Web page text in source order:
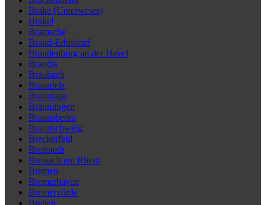
Brake (Unterweser)
Brakel
Bramsche
Brand-Erbisdorf
Brandenburg an der Havel
Brandis
Braubach
Braunfels
Braunlage
Bräunlingen
Braunsbedra
Braunschweig
Breckerfeld
Bredstedt
Breisach am Rhein
Bremen
Bremerhaven
Bremervörde